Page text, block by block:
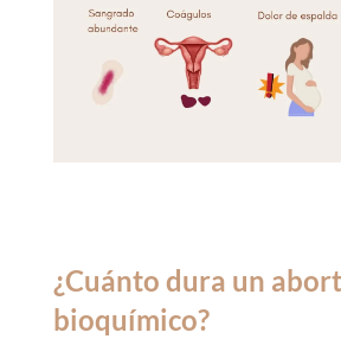
¿Cuánto dura un
bioquímico?